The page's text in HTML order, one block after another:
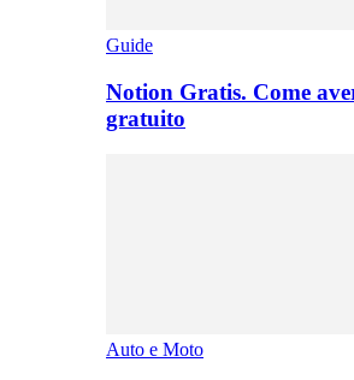
Guide
Notion Gratis. Come
gratuito
Auto e Moto